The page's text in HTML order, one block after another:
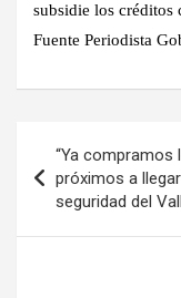
subsidie los créditos
Fuente Periodista
de
entradas
“Ya compramos
próximos a
seguridad del